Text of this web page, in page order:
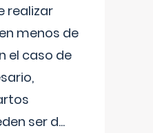
realizar
menos de
el caso de
ser d...